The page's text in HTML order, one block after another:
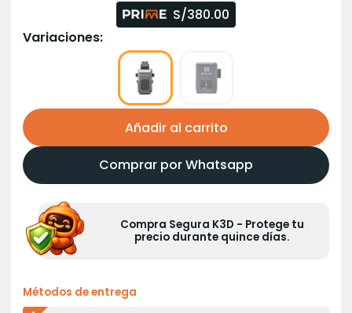
original
actual
S/380.00
Variaciones:
Añadir al carrito
Comprar por Whatsapp
Compra Segura K3D - Protege tu
precio durante quince días.
Métodos de entrega